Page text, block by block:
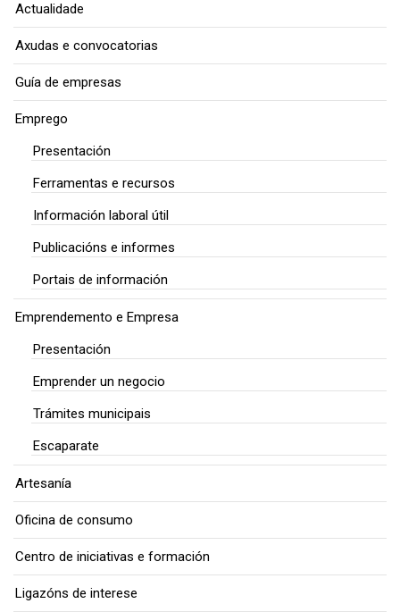
Actualidade
Axudas e convocatorias
Guía de empresas
Emprego
Presentación
Ferramentas e recursos
Información laboral útil
Publicacións e informes
Portais de información
Emprendemento e Empresa
Presentación
Emprender un negocio
Trámites municipais
Escaparate
Artesanía
Oficina de consumo
Centro de iniciativas e formación
Ligazóns de interese